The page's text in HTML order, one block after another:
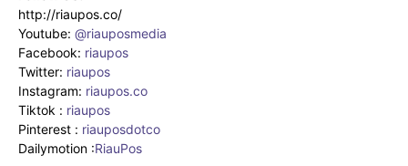
http://riaupos.co/
Youtube: @riauposmedia
Facebook: riaupos
Twitter: riaupos
Instagram: riaupos.co
Tiktok : riaupos
Pinterest : riauposdotco
Dailymotion :RiauPos